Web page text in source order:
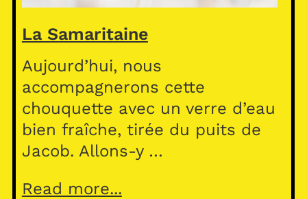
La Samaritaine
Aujourd’hui, nous
accompagnerons cette
chouquette avec un verre d’eau
bien fraîche, tirée du puits de
Jacob. Allons-y …
Read more...